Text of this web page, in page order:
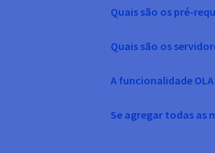
Quais são os pré-
Quais são os
A funcionalidade
Se agregar todas as